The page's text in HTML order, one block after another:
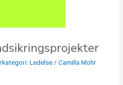
Ledelse /Camilla Mohr